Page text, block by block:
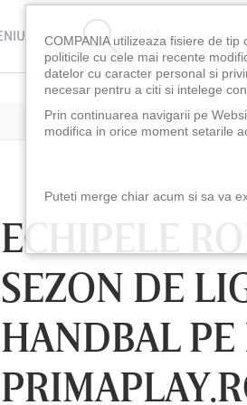
CAUTĂ
ECHIPELE
SEZON DE
HANDBAL PE
18:30 LUNI 10
COMPANIA utilizeaza fisiere de
politicile cu cele mai recente
datelor cu caracter personal si
necesar pentru a citi si intelege
Prin continuarea navigarii pe
modifica in orice moment setarile
Puteti merge chiar acum si sa va